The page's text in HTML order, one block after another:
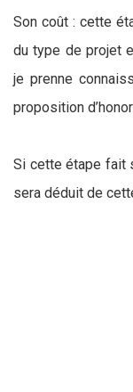
Son coût : cette
du type de projet
je prenne
proposition
Si cette étape fait
sera déduit de